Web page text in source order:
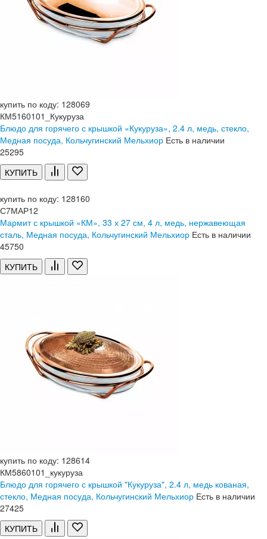
купить по коду: 128069
КМ5160101_Кукуруза
Блюдо для горячего с крышкой «Кукуруза», 2.4 л, медь, стекло,
Медная посуда, Кольчугинский Мельхиор Есть в наличии
25295
КУПИТЬ
купить по коду: 128160
С7МАР12
Мармит с крышкой «КМ», 33 х 27 см, 4 л, медь, нержавеющая
сталь, Медная посуда, Кольчугинский Мельхиор Есть в наличии
45750
КУПИТЬ
купить по коду: 128614
КМ5860101_кукуруза
Блюдо для горячего с крышкой "Кукуруза", 2.4 л, медь кованая,
стекло, Медная посуда, Кольчугинский Мельхиор Есть в наличии
27425
КУПИТЬ